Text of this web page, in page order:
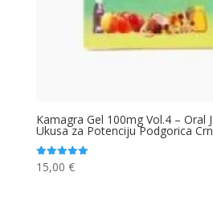
Kamagra Gel 100mg Vol.4 – Oral
Ukusa za Potenciju Podgorica
Ocjenjeno
5.00
15,00 €